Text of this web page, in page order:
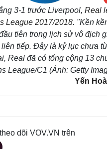
3-1 trước Liverpool, Real
League 2017/2018. "Kền
tiên trong lịch sử vô địch
tiếp. Đây là kỷ lục chưa
Real đã có tổng cộng 13
League/C1 (Ảnh: Getty
Yến
dõi VOV.VN trên